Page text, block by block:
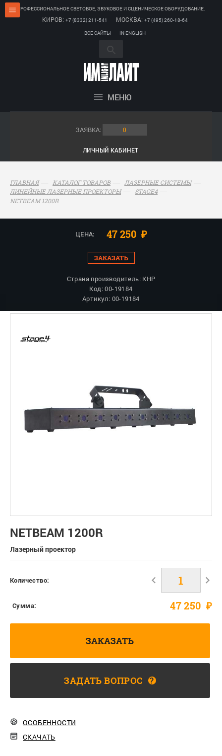
ПРОФЕССИОНАЛЬНОЕ СВЕТОВОЕ, ЗВУКОВОЕ И СЦЕНИЧЕСКОЕ ОБОРУДОВАНИЕ.
КИРОВ: +7 (8332) 211-541 МОСКВА: +7 (495) 260-18-64
ВСЕ САЙТЫ
IN ENGLISH
МЕНЮ
ЗАЯВКА: 0
ЛИЧНЫЙ КАБИНЕТ
ГЛАВНАЯ КАТАЛОГ ТОВАРОВ
ЛАЗЕРНЫЕ СИСТЕМЫ
ЛИНЕЙНЫЕ ЛАЗЕРНЫЕ ПРОЕКТОРЫ
STAGE4
NETBEAM 1200R
ЦЕНА: 47 250 ₽
ЗАКАЗАТЬ
Страна производитель: КНР
Код: 00-19184
Артикул: 00-19184
NETBEAM 1200R
Лазерный проектор
Количество:
Сумма: 47 250 ₽
ЗАКАЗАТЬ
ЗАДАТЬ ВОПРОС ?
ОСОБЕННОСТИ
СКАЧАТЬ